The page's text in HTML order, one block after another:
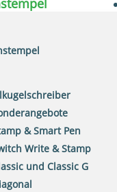
& Smart Pen
Write & Stamp
und Classic G